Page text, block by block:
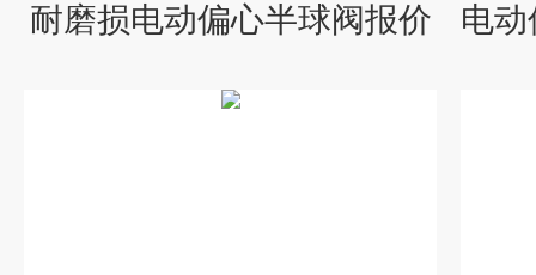
耐磨损电动偏心半球阀报价